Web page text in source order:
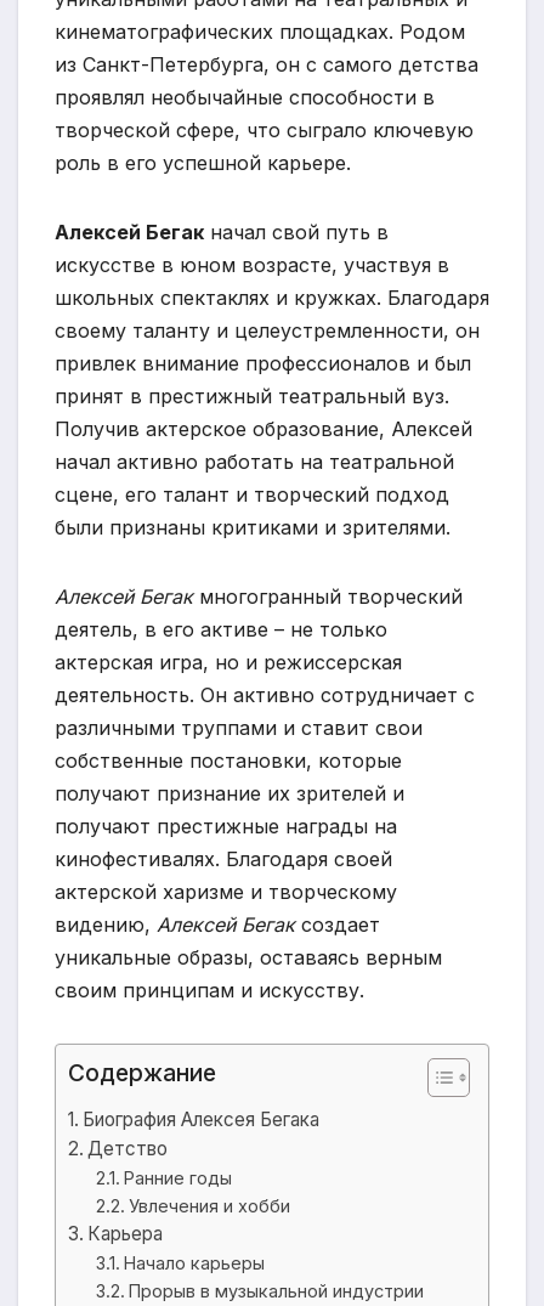
кинематографических площадках. Родом
из Санкт-Петербурга, он с самого детства
проявлял необычайные способности в
творческой сфере, что сыграло ключевую
роль в его успешной карьере.
Алексей Бегак начал свой путь в
искусстве в юном возрасте, участвуя в
школьных спектаклях и кружках. Благодаря
своему таланту и целеустремленности, он
привлек внимание профессионалов и был
принят в престижный театральный вуз.
Получив актерское образование, Алексей
начал активно работать на театральной
сцене, его талант и творческий подход
были признаны критиками и зрителями.
Алексей Бегакмногогранный творческий
деятель, в его активе – не только
актерская игра, но и режиссерская
деятельность. Он активно сотрудничает с
различными труппами и ставит свои
собственные постановки, которые
получают признание их зрителей и
получают престижные награды на
кинофестивалях. Благодаря своей
актерской харизме и творческому
видению, Алексей Бегаксоздает
уникальные образы, оставаясь верным
своим принципам и искусству.
Содержание
Биография Алексея Бегака
Детство
Ранние годы
Увлечения и хобби
Карьера
Начало карьеры
Прорыв в музыкальной индустрии